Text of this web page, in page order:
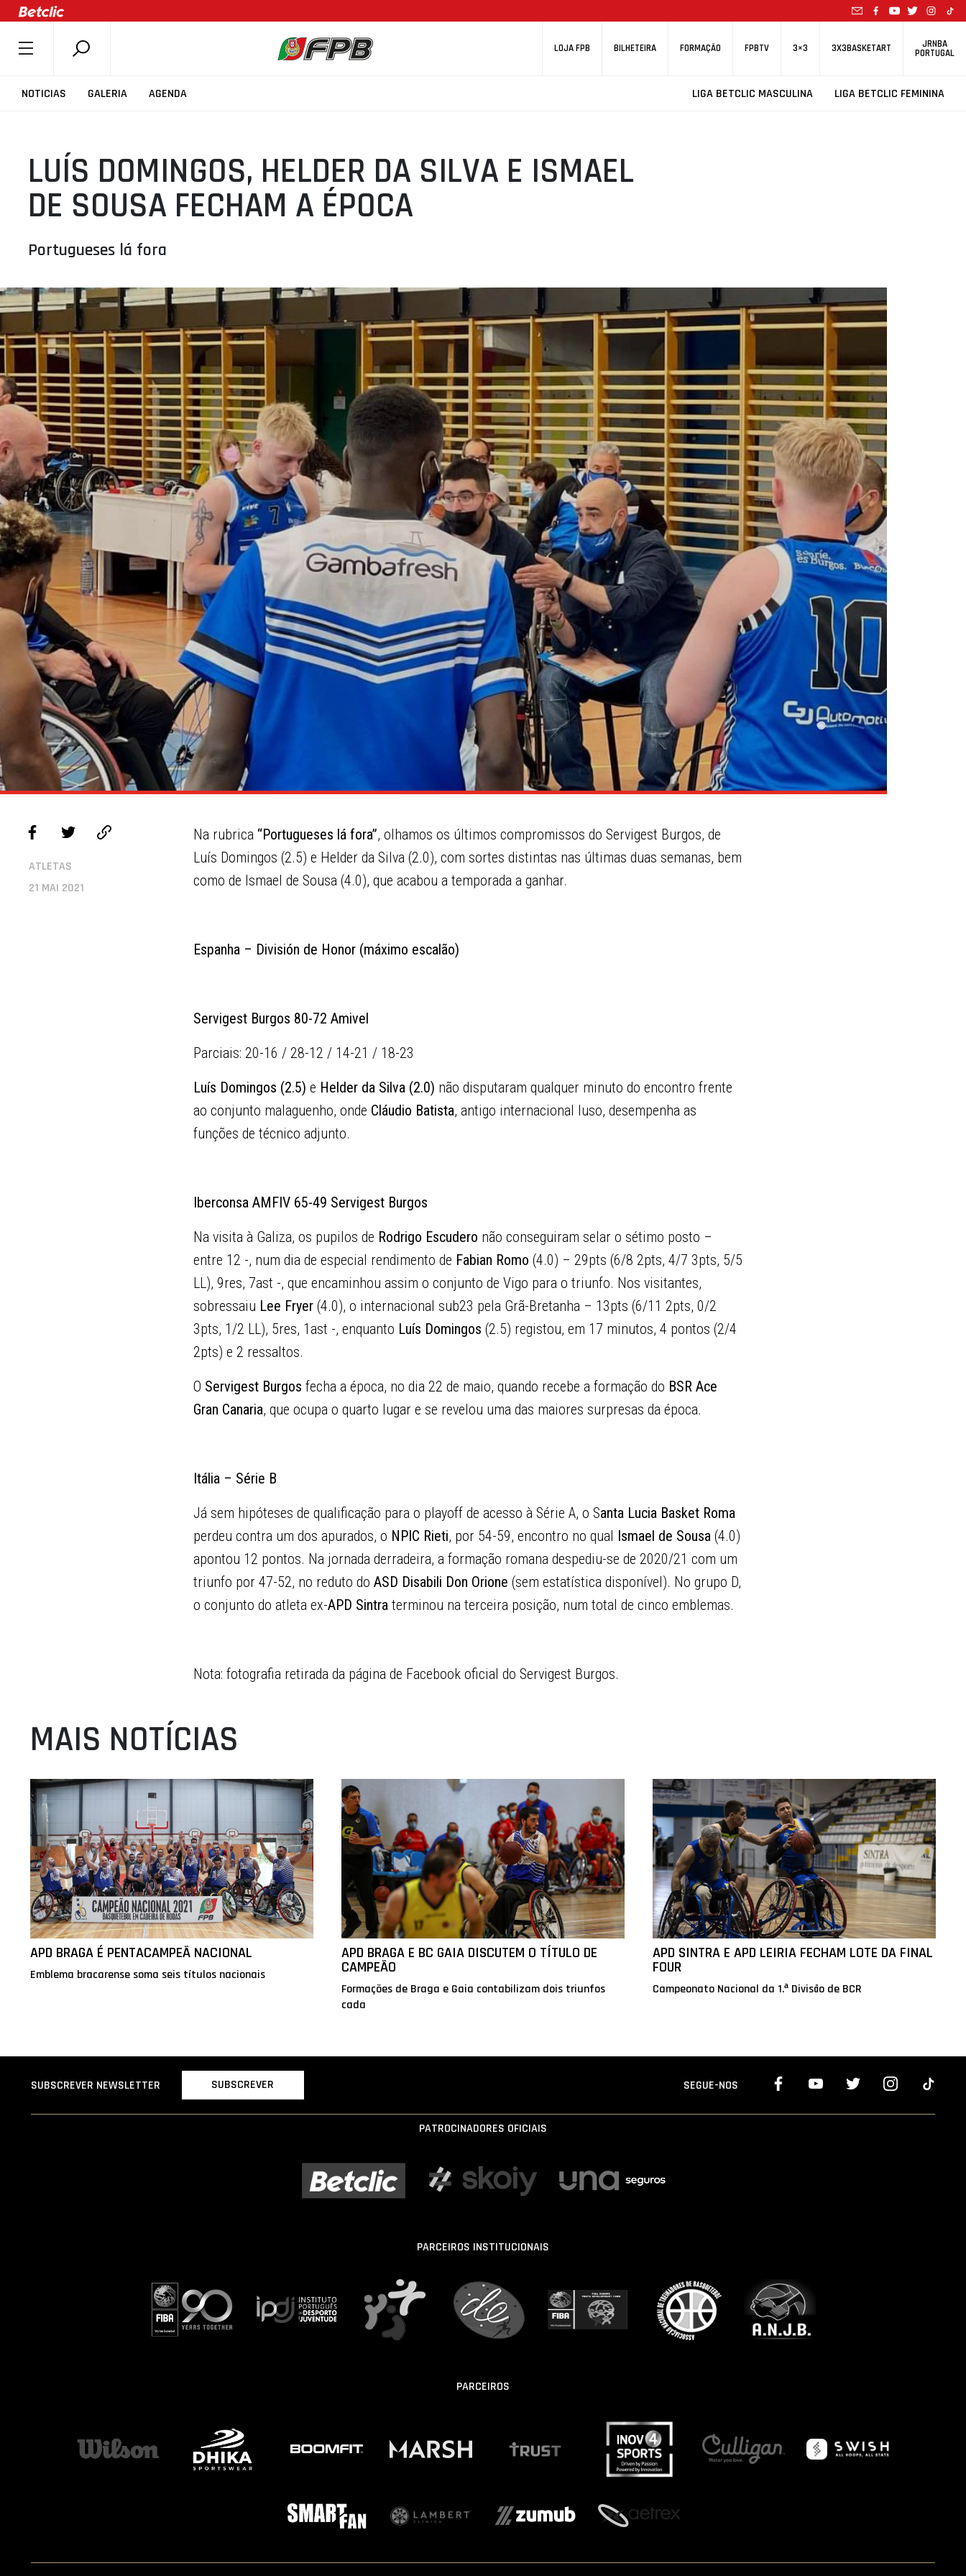
LOJA FPB BILHETEIRA FORMAÇÃO FPBTV 3×3 3X3BASKETART JRNBA
PORTUGAL
NOTICIAS GALERIA AGENDA LIGA BETCLIC MASCULINA LIGA BETCLIC FEMININA
SOBRE A FPB
COMPETIÇÕES
ASSOCIAÇÕES
CLUBES
AGENTES
AGENDA
SELEÇÕES
MINIBASQUETE
ÁREA TÉCNICA
PROJETOS
LUÍS DOMINGOS, HELDER DA SILVA E ISMAEL
DE SOUSA FECHAM A ÉPOCA
Portugueses lá fora
ATLETAS
21 MAI 2021
Na rubrica “Portugueses lá fora”, olhamos os últimos compromissos do Servigest Burgos, de
Luís Domingos (2.5) e Helder da Silva (2.0), com sortes distintas nas últimas duas semanas, bem
como de Ismael de Sousa (4.0), que acabou a temporada a ganhar.
Espanha – División de Honor (máximo escalão)
Servigest Burgos 80-72 Amivel
Parciais: 20-16 / 28-12 / 14-21 / 18-23
Luís Domingos (2.5) e Helder da Silva (2.0) não disputaram qualquer minuto do encontro frente
ao conjunto malaguenho, onde Cláudio Batista, antigo internacional luso, desempenha as
funções de técnico adjunto.
Iberconsa AMFIV 65-49 Servigest Burgos
Na visita à Galiza, os pupilos de Rodrigo Escudero não conseguiram selar o sétimo posto –
entre 12 -, num dia de especial rendimento de Fabian Romo (4.0) – 29pts (6/8 2pts, 4/7 3pts, 5/5
LL), 9res, 7ast -, que encaminhou assim o conjunto de Vigo para o triunfo. Nos visitantes,
sobressaiu Lee Fryer (4.0), o internacional sub23 pela Grã-Bretanha – 13pts (6/11 2pts, 0/2
3pts, 1/2 LL), 5res, 1ast -, enquanto Luís Domingos (2.5) registou, em 17 minutos, 4 pontos (2/4
2pts) e 2 ressaltos.
O Servigest Burgos fecha a época, no dia 22 de maio, quando recebe a formação do BSR Ace
Gran Canaria, que ocupa o quarto lugar e se revelou uma das maiores surpresas da época.
Itália – Série B
Já sem hipóteses de qualificação para o playoff de acesso à Série A, o Santa Lucia Basket Roma
perdeu contra um dos apurados, o NPIC Rieti, por 54-59, encontro no qual Ismael de Sousa (4.0)
apontou 12 pontos. Na jornada derradeira, a formação romana despediu-se de 2020/21 com um
triunfo por 47-52, no reduto do ASD Disabili Don Orione (sem estatística disponível). No grupo D,
o conjunto do atleta ex-APD Sintra terminou na terceira posição, num total de cinco emblemas.
Nota: fotografia retirada da página de Facebook oficial do Servigest Burgos.
MAIS NOTÍCIAS
APD BRAGA É PENTACAMPEÃ NACIONAL
Emblema bracarense soma seis títulos nacionais
APD BRAGA E BC GAIA DISCUTEM O TÍTULO DE
CAMPEÃO
Formações de Braga e Gaia contabilizam dois triunfos
cada
APD SINTRA E APD LEIRIA FECHAM LOTE DA FINAL
FOUR
Campeonato Nacional da 1.ª Divisão de BCR
SUBSCREVER NEWSLETTER SUBSCREVER SEGUE-NOS
PATROCINADORES OFICIAIS
PARCEIROS INSTITUCIONAIS
PARCEIROS